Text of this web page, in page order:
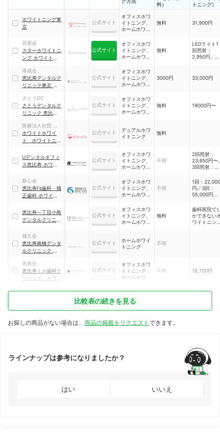
料）
トニング）
ホワイトニング東
京
公式サイト
オフィスホワ
イトニング、
ホームホワイ
無料 31,900円
百星会
スターホワイトニ
ング ホワイトニン
公式サイト
オフィスホワ
イトニング、
ホームホワイ
無料
LEDライト1
回照射：
2,950円、
5,900円、
LEDライト3
港成会
恵比寿デンタルク
リニック東京 ホワ
公式サイト
オフィスホワ
イトニング、
ホームホワイ
ュアルホワイ
トニング
3000円 33,000円
さとうDC
さとうデンタルク
リニック 恵比寿本
公式サイト
オフィスホワ
イトニング、
ホームホワイ
無料 19000円〜
医療法人社団 マリ
ア会
ホワイトホワイ
ト ホワイトニン
公式サイト
デュアルホワ
イトニング
無料
Uデンタルオフィ
ス恵比寿 ホワイト
公式サイト
オフィスホワ
イトニング、
ホームホワイ
不明
2回照射：
23,650円〜
3回照射：
追加照射：
5,500円〜
新心会
恵比寿I's歯科・矯
正歯科 ホワイトニ
公式サイト
オフィスホワ
イトニング、
ホームホワイ
不明
1回：22,000
円／3回：
55,000円／
恵比寿一丁目小島
デンタルクリニッ
公式サイト
オフィスホワ
イトニング、
ホームホワイ
トニング
無料
歯科医院で
かできない
ワイトニン
雄久会
恵比寿南橋デンタ
ルクリニック ホワ
公式サイト
ホームホワイ
トニング
不明
徳真会
恵比寿ミカ歯科ク
リニック ホワイ
公式サイト
オフィスホワ
イトニング、
ホームホワイ
不明 18,700円
比較表の続きを見る
お探しの商品がない場合は、 商品の掲載をリクエスト できます。
ラインナップは参考になりましたか？
はい いいえ